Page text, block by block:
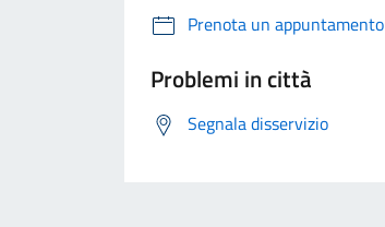
Prenota un appuntamento
Problemi in città
Segnala disservizio